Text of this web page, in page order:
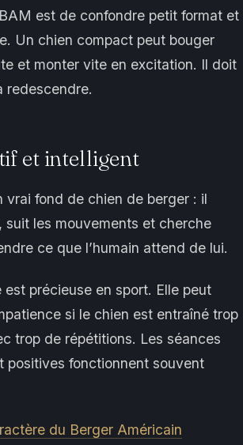
est de confondre petit format et
Un chien compact peut bouger
et monter vite en excitation. Il doit
redescendre.
et intelligent
vrai fond de chien de berger : il
suit les mouvements et cherche
ce que l’humain attend de lui.
précieuse en sport. Elle peut
si le chien est entraîné trop
trop de répétitions. Les séances
positives fonctionnent souvent
du Berger Américain